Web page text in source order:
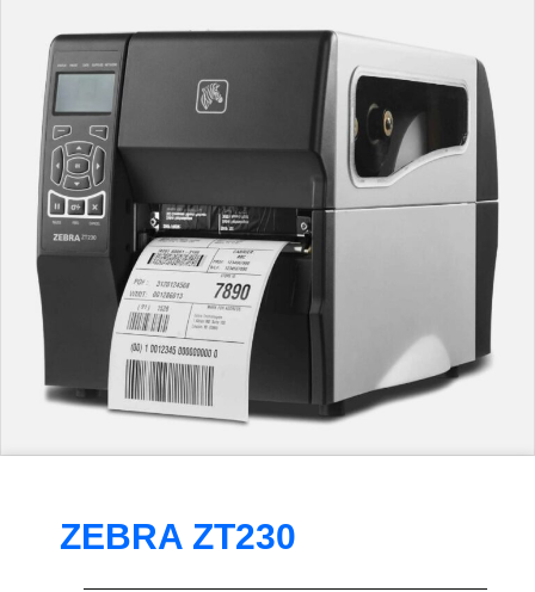
ZEBRA ZT230